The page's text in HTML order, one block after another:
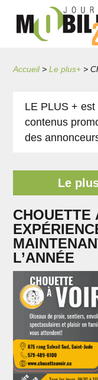
Accueil>Le plus+ >
LE PLUS +
contenus
des
Le
CHOUETTE
L’ANNÉE